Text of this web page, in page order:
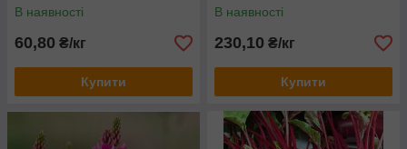
В наявності
60,80 ₴/кг
Купити
В наявності
230,10 ₴/кг
Купити